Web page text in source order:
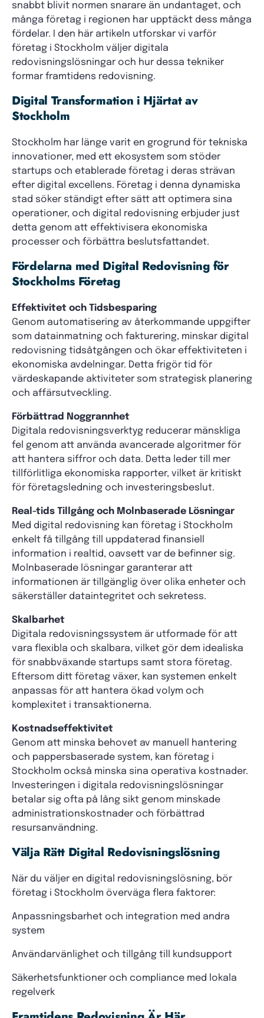
snabbt blivit normen snarare än undantaget, och
många företag i regionen har upptäckt dess många
fördelar. I den här artikeln utforskar vi varför
företag i Stockholm väljer digitala
redovisningslösningar och hur dessa tekniker
formar framtidens redovisning.
Digital Transformation i Hjärtat av
Stockholm
Stockholm har länge varit en grogrund för tekniska
innovationer, med ett ekosystem som stöder
startups och etablerade företag i deras strävan
efter digital excellens. Företag i denna dynamiska
stad söker ständigt efter sätt att optimera sina
operationer, och digital redovisning erbjuder just
detta genom att effektivisera ekonomiska
processer och förbättra beslutsfattandet.
Fördelarna med Digital Redovisning för
Stockholms Företag
Effektivitet och Tidsbesparing
Genom automatisering av återkommande uppgifter
som datainmatning och fakturering, minskar digital
redovisning tidsåtgången och ökar effektiviteten i
ekonomiska avdelningar. Detta frigör tid för
värdeskapande aktiviteter som strategisk planering
och affärsutveckling.
Förbättrad Noggrannhet
Digitala redovisningsverktyg reducerar mänskliga
fel genom att använda avancerade algoritmer för
att hantera siffror och data. Detta leder till mer
tillförlitliga ekonomiska rapporter, vilket är kritiskt
för företagsledning och investeringsbeslut.
Real-tids Tillgång och Molnbaserade Lösningar
Med digital redovisning kan företag i Stockholm
enkelt få tillgång till uppdaterad finansiell
information i realtid, oavsett var de befinner sig.
Molnbaserade lösningar garanterar att
informationen är tillgänglig över olika enheter och
säkerställer dataintegritet och sekretess.
Skalbarhet
Digitala redovisningssystem är utformade för att
vara flexibla och skalbara, vilket gör dem idealiska
för snabbväxande startups samt stora företag.
Eftersom ditt företag växer, kan systemen enkelt
anpassas för att hantera ökad volym och
komplexitet i transaktionerna.
Kostnadseffektivitet
Genom att minska behovet av manuell hantering
och pappersbaserade system, kan företag i
Stockholm också minska sina operativa kostnader.
Investeringen i digitala redovisningslösningar
betalar sig ofta på lång sikt genom minskade
administrationskostnader och förbättrad
resursanvändning.
Välja Rätt Digital Redovisningslösning
När du väljer en digital redovisningslösning, bör
företag i Stockholm överväga flera faktorer:
Anpassningsbarhet och integration med andra
system
Användarvänlighet och tillgång till kundsupport
Säkerhetsfunktioner och compliance med lokala
regelverk